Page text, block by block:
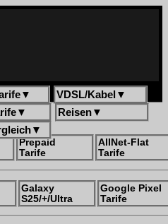
▼ VDSL/Kabel ▼
▼ Reisen▼
▼
Prepaid
Tarife
AllNet-Flat
Tarife
Galaxy
S25/+/Ultra
Google Pixel
Tarife